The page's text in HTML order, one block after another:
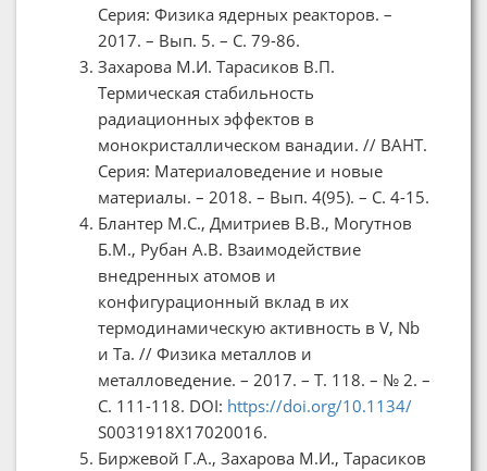
Серия: Физика ядерных реакторов. –
2017. – Вып. 5. – С. 79-86.
Захарова М.И. Тарасиков В.П.
Термическая стабильность
радиационных эффектов в
монокристаллическом ванадии. // ВАНТ.
Серия: Материаловедение и новые
материалы. – 2018. – Вып. 4(95). – С. 4-15.
Блантер М.С., Дмитриев В.В., Могутнов
Б.М., Рубан А.В. Взаимодействие
внедренных атомов и
конфигурационный вклад в их
термодинамическую активность в V, Nb
и Ta. // Физика металлов и
металловедение. – 2017. – Т. 118. – № 2. –
С. 111-118. DOI: https://doi.org/10.1134/
S0031918X17020016.
Биржевой Г.А., Захарова М.И., Тарасиков